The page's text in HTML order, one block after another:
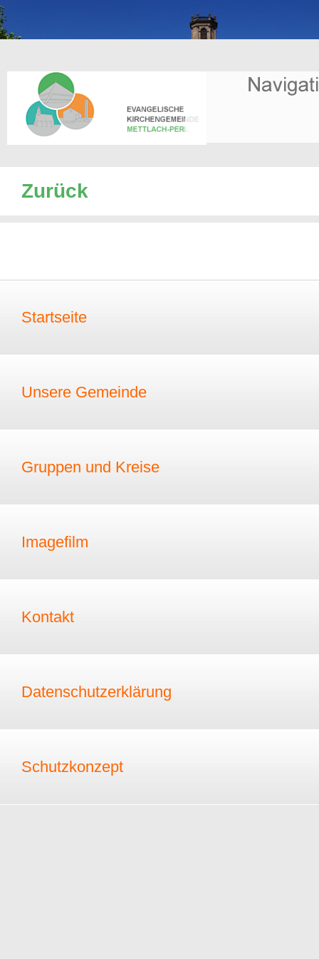
Zurück
Startseite
Unsere Gemeinde
Gruppen und Kreise
Imagefilm
Kontakt
Datenschutzerklärung
Schutzkonzept